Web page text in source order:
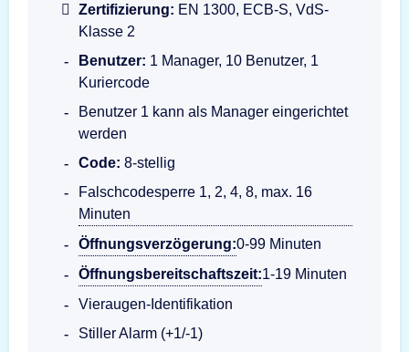
Zertifizierung: EN 1300, ECB-S, VdS-
Klasse 2
Benutzer: 1 Manager, 10 Benutzer, 1
Kuriercode
Benutzer 1 kann als Manager eingerichtet
werden
Code: 8-stellig
Falschcodesperre 1, 2, 4, 8, max. 16
Minuten
Öffnungsverzögerung:0-99 Minuten
Öffnungsbereitschaftszeit:1-19 Minuten
Vieraugen-Identifikation
Stiller Alarm (+1/-1)